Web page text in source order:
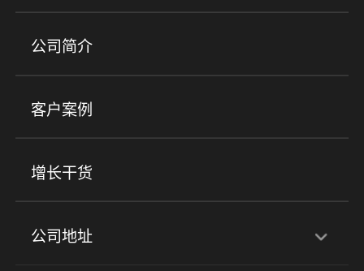
培训机构 职业技能培训 兴趣培训
金融行业
心理机构
产品
小程序商城 ERP 企微SCRM
社群圈子
公司简介
客户案例
增长干货
公司地址